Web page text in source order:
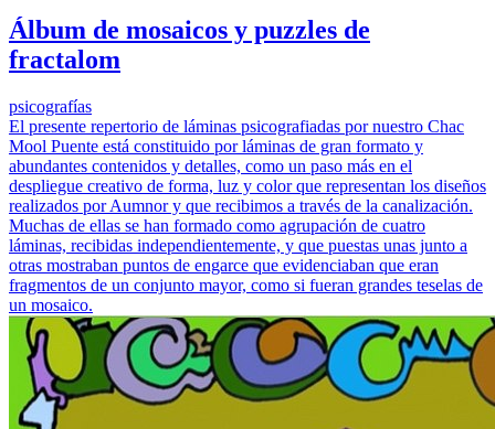
Álbum de mosaicos y puzzles de
fractalom
psicografías
El presente repertorio de láminas psicografiadas por nuestro Chac
Mool Puente está constituido por láminas de gran formato y
abundantes contenidos y detalles, como un paso más en el
despliegue creativo de forma, luz y color que representan los diseños
realizados por Aumnor y que recibimos a través de la canalización.
Muchas de ellas se han formado como agrupación de cuatro
láminas, recibidas independientemente, y que puestas unas junto a
otras mostraban puntos de engarce que evidenciaban que eran
fragmentos de un conjunto mayor, como si fueran grandes teselas de
un mosaico.